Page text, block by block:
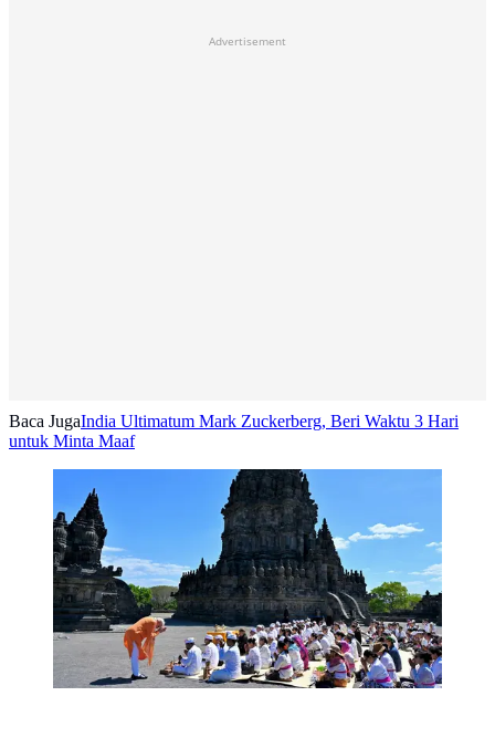
Advertisement
Baca JugaIndia Ultimatum Mark Zuckerberg, Beri Waktu 3 Hari
untuk Minta Maaf
PM India Narendra Modi ibadah di Prambanan,
Yogyakarta, Rabu (8/7/2026). (Liputan6.com/Lizsa
Egeham).